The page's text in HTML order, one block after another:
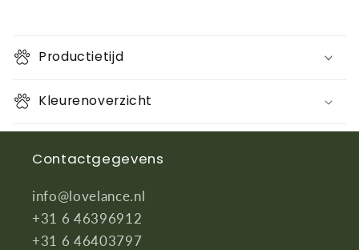
Productietijd
Kleurenoverzicht
Contactgegevens
info@lovelance.nl
+31 6 46396912
+31 6 46403797